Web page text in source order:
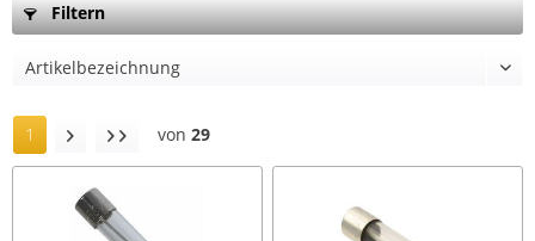
Filtern
1 von 29